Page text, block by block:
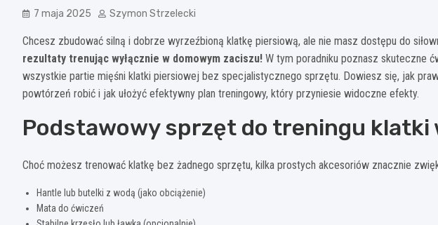
7 maja 2025 Szymon Strzelecki
Chcesz zbudować silną i dobrze wyrzeźbioną klatkę piersiową, ale nie masz dostępu do
rezultaty trenując wyłącznie w domowym zaciszu! W tym poradniku poznasz skuteczne
wszystkie partie mięśni klatki piersiowej bez specjalistycznego sprzętu. Dowiesz się, jak
powtórzeń robić i jak ułożyć efektywny plan treningowy, który przyniesie widoczne efekty.
Podstawowy sprzęt do treningu klatki
Choć możesz trenować klatkę bez żadnego sprzętu, kilka prostych akcesoriów znacznie
Hantle lub butelki z wodą (jako obciążenie)
Mata do ćwiczeń